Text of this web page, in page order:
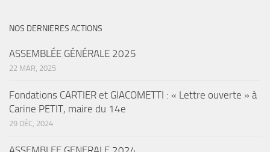
NOS DERNIERES ACTIONS
ASSEMBLÉE GÉNÉRALE 2025
22 MAR, 2025
Fondations CARTIER et GIACOMETTI : « Lettre ouverte » à
Carine PETIT, maire du 14e
29 DÉC, 2024